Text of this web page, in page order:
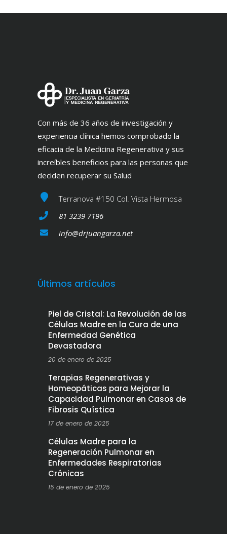
Con más de 36 años de investigación y
experiencia clínica hemos comprobado la
eficacia de la Medicina Regenerativa y sus
increíbles beneficios para las personas que
deciden recuperar su Salud
Terranova #150 Col. Vista Hermosa
81 3239 7196
info@drjuangarza.net
Últimos artículos
Piel de Cristal: La Revolución de las
Células Madre en la Cura de una
Enfermedad Genética
Devastadora
20 de enero de 2025
Terapias Regenerativas y
Homeopáticas para Mejorar la
Capacidad Pulmonar en Casos de
Fibrosis Quística
17 de enero de 2025
Células Madre para la
Regeneración Pulmonar en
Enfermedades Respiratorias
Crónicas
15 de enero de 2025